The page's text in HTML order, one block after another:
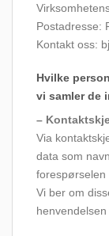
Postadresse:
Kontakt oss:
Hvilke
vi samler de
–
Via
data som
forespørselen
Vi ber om